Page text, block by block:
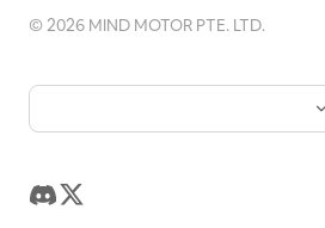
©2026 MIND MOTOR PTE. LTD.